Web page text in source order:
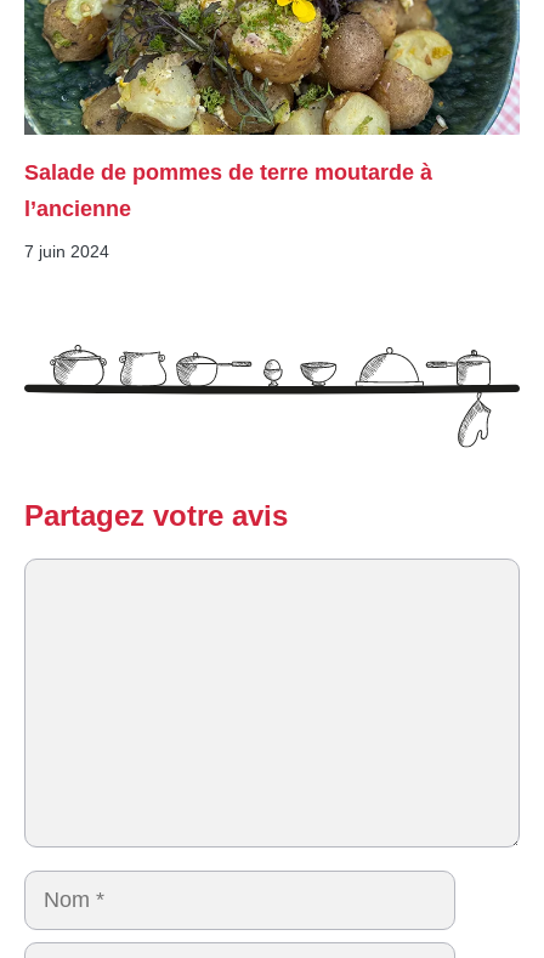
Salade de pommes de terre moutarde à
l’ancienne
7 juin 2024
Partagez votre avis
Commentaire
Nom